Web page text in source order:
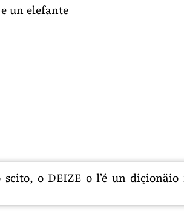
un elefante
o DEIZE o l’é un